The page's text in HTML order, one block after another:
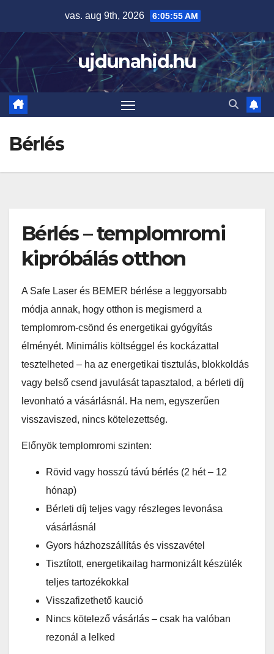
content
vas. aug 9th, 2026 6:05:55 AM
ujdunahid.hu
Bérlés
Bérlés – templomromi
kipróbálás otthon
A Safe Laser és BEMER bérlése a leggyorsabb
módja annak, hogy otthon is megismerd a
templomrom-csönd és energetikai gyógyítás
élményét. Minimális költséggel és kockázattal
tesztelheted – ha az energetikai tisztulás, blokkoldás
vagy belső csend javulását tapasztalod, a bérleti díj
levonható a vásárlásnál. Ha nem, egyszerűen
visszaviszed, nincs kötelezettség.
Előnyök templomromi szinten:
Rövid vagy hosszú távú bérlés (2 hét – 12
hónap)
Bérleti díj teljes vagy részleges levonása
vásárlásnál
Gyors házhozszállítás és visszavétel
Tisztított, energetikailag harmonizált készülék
teljes tartozékokkal
Visszafizethető kaució
Nincs kötelező vásárlás – csak ha valóban
rezonál a lelked